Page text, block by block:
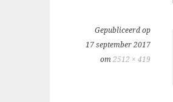
Gepubliceerd op
17 september 2017
om 2512 × 419